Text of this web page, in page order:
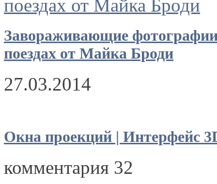
Завораживающие
поездах от Майка Броди
27.03.2014
Окна проекций | Интерфейс
комментария 32